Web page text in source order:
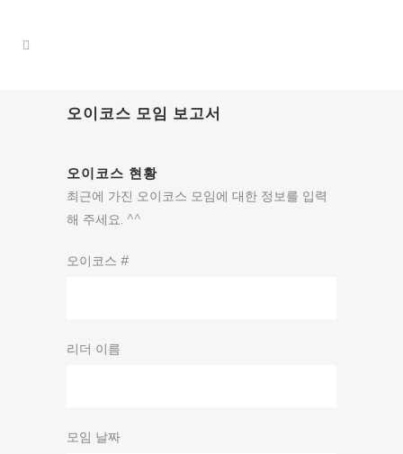
오이코스 모임 보고서
오이코스 현황
최근에 가진 오이코스 모임에 대한 정보를 입력
해 주세요. ^^
오이코스 #
리더 이름
모임 날짜